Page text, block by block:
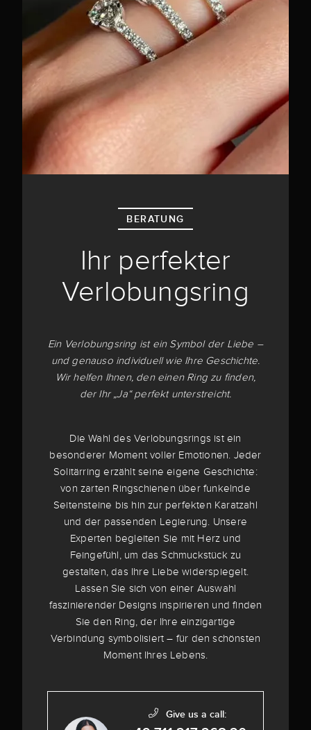
BERATUNG
Ihr perfekter
Verlobungsring
Ein Verlobungsring ist ein Symbol der Liebe –
und genauso individuell wie Ihre Geschichte.
Wir helfen Ihnen, den einen Ring zu finden,
der Ihr „Ja“ perfekt unterstreicht.
Die Wahl des Verlobungsrings ist ein
besonderer Moment voller Emotionen. Jeder
Solitärring erzählt seine eigene Geschichte:
von zarten Ringschienen über funkelnde
Seitensteine bis hin zur perfekten Karatzahl
und der passenden Legierung. Unsere
Experten begleiten Sie mit Herz und
Feingefühl, um das Schmuckstück zu
gestalten, das Ihre Liebe widerspiegelt.
Lassen Sie sich von einer Auswahl
faszinierender Designs inspirieren und finden
Sie den Ring, der Ihre einzigartige
Verbindung symbolisiert – für den schönsten
Moment Ihres Lebens.
Give us a call: